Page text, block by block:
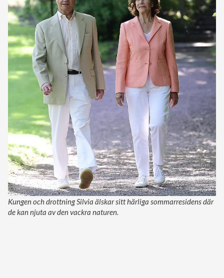
Kungen och drottning Silvia älskar sitt härliga sommarresidens där
de kan njuta av den vackra naturen.